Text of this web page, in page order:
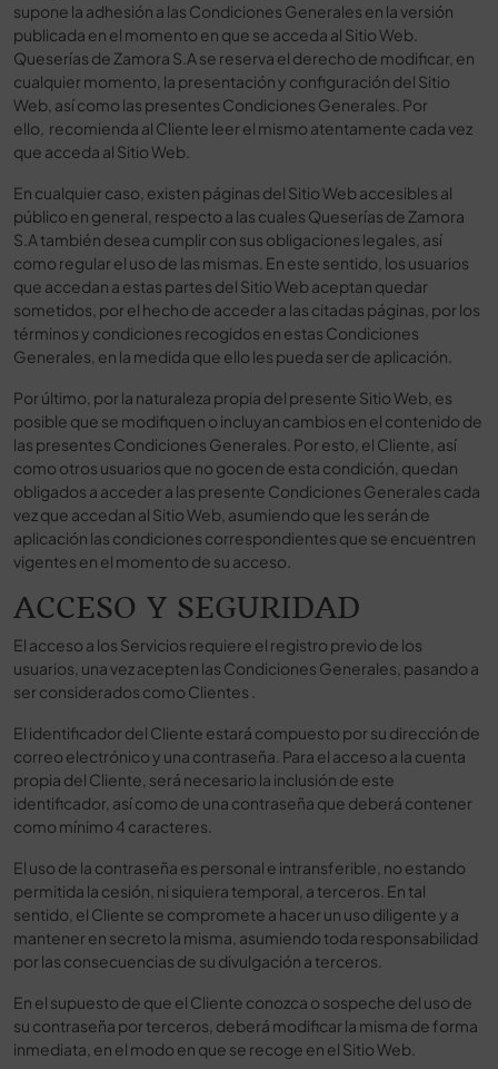
supone la adhesión a las Condiciones Generales en la versión
publicada en el momento en que se acceda al Sitio Web.
Queserías de Zamora S.A se reserva el derecho de modificar, en
cualquier momento, la presentación y configuración del Sitio
Web, así como las presentes Condiciones Generales. Por
ello, recomienda al Cliente leer el mismo atentamente cada vez
que acceda al Sitio Web.
En cualquier caso, existen páginas del Sitio Web accesibles al
público en general, respecto a las cuales Queserías de Zamora
S.A también desea cumplir con sus obligaciones legales, así
como regular el uso de las mismas. En este sentido, los usuarios
que accedan a estas partes del Sitio Web aceptan quedar
sometidos, por el hecho de acceder a las citadas páginas, por los
términos y condiciones recogidos en estas Condiciones
Generales, en la medida que ello les pueda ser de aplicación.
Por último, por la naturaleza propia del presente Sitio Web, es
posible que se modifiquen o incluyan cambios en el contenido de
las presentes Condiciones Generales. Por esto, el Cliente, así
como otros usuarios que no gocen de esta condición, quedan
obligados a acceder a las presente Condiciones Generales cada
vez que accedan al Sitio Web, asumiendo que les serán de
aplicación las condiciones correspondientes que se encuentren
vigentes en el momento de su acceso.
ACCESO Y SEGURIDAD
El acceso a los Servicios requiere el registro previo de los
usuarios, una vez acepten las Condiciones Generales, pasando a
ser considerados como Clientes .
El identificador del Cliente estará compuesto por su dirección de
correo electrónico y una contraseña. Para el acceso a la cuenta
propia del Cliente, será necesario la inclusión de este
identificador, así como de una contraseña que deberá contener
como mínimo 4 caracteres.
El uso de la contraseña es personal e intransferible, no estando
permitida la cesión, ni siquiera temporal, a terceros. En tal
sentido, el Cliente se compromete a hacer un uso diligente y a
mantener en secreto la misma, asumiendo toda responsabilidad
por las consecuencias de su divulgación a terceros.
En el supuesto de que el Cliente conozca o sospeche del uso de
su contraseña por terceros, deberá modificar la misma de forma
inmediata, en el modo en que se recoge en el Sitio Web.